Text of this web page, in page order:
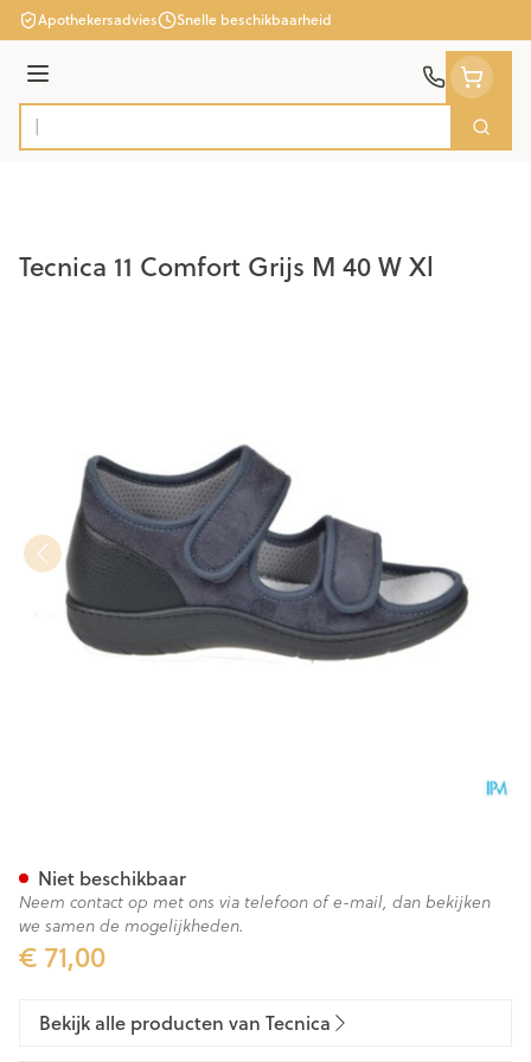
Ga naar de inhoud
Apothekersadvies Snelle beschikbaarheid
Menu
Product, merk, categorie... Zoek
Tecnica 11 Comfort Grijs M 40 W Xl
€ 71,00
Niet beschikbaar
Neem contact op met ons via telefoon of e-mail, dan bekijken
we samen de mogelijkheden.
Bekijk alle producten van Tecnica